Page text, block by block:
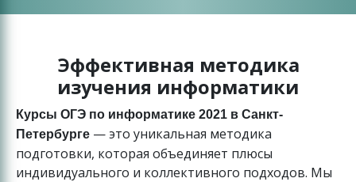
Эффективная методика
изучения информатики
Курсы ОГЭ по информатике 2021 в Санкт-
Петербурге — это уникальная методика
подготовки, которая объединяет плюсы
индивидуального и коллективного подходов. Мы